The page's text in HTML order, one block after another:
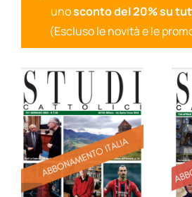
unosconto del 20% su
(Escluso le novità e le